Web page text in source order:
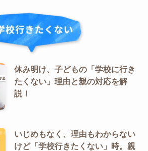
休み明け、子どもの「学校に行き
たくない」理由と親の対応を解
説！
いじめもなく、理由もわからない
けど「学校行きたくない」時。親